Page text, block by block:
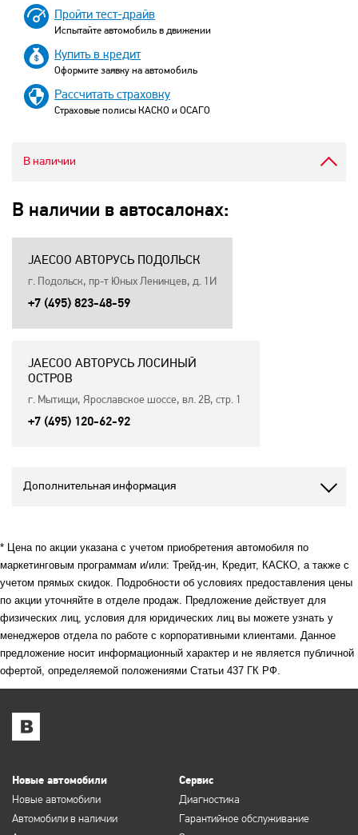
Пройти тест-драйв
Испытайте автомобиль в движении
Купить в кредит
Оформите заявку на автомобиль
Рассчитать страховку
Страховые полисы КАСКО и ОСАГО
В наличии
В наличии в автосалонах:
JAECOO АВТОРУСЬ ПОДОЛЬСК
г. Подольск, пр-т Юных Ленинцев, д. 1И
+7 (495) 823-48-59
JAECOO АВТОРУСЬ ЛОСИНЫЙ
ОСТРОВ
г. Мытищи, Ярославское шоссе, вл. 2В, стр. 1
+7 (495) 120-62-92
Дополнительная информация
* Цена по акции указана с учетом приобретения автомобиля по
маркетинговым программам и/или: Трейд-ин, Кредит, КАСКО, а также с
учетом прямых скидок. Подробности об условиях предоставления цены
по акции уточняйте в отделе продаж. Предложение действует для
физических лиц, условия для юридических лиц вы можете узнать у
менеджеров отдела по работе с корпоративными клиентами. Данное
предложение носит информационный характер и не является публичной
офертой, определяемой положениями Статьи 437 ГК РФ.
Новые автомобили
Новые автомобили
Автомобили в наличии
Сервис
Диагностика
Гарантийное обслуживание